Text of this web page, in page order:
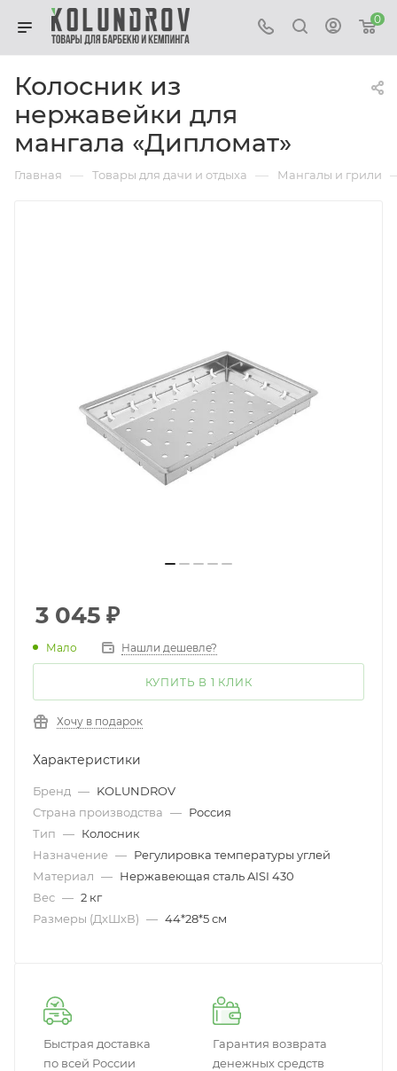
0
Колосник из
нержавейки для
мангала «Дипломат»
Главная — Товары для дачи и отдыха — Мангалы и грили
3 045 ₽
Мало Нашли дешевле?
КУПИТЬ В 1 КЛИК
Хочу в подарок
Характеристики
Бренд — KOLUNDROV
Страна производства — Россия
Тип — Колосник
Назначение — Регулировка температуры углей
Материал — Нержавеющая сталь AISI 430
Вес — 2 кг
Размеры (ДxШxВ) — 44*28*5 см
Быстрая доставка
по всей России
Гарантия возврата
денежных средств